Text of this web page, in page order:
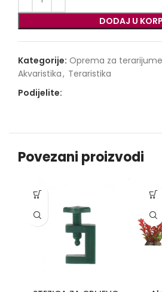
DODAJ U
Kategorije: Oprema za terarijume
Akvaristika, Teraristika
Podijelite:
Povezani proizvodi